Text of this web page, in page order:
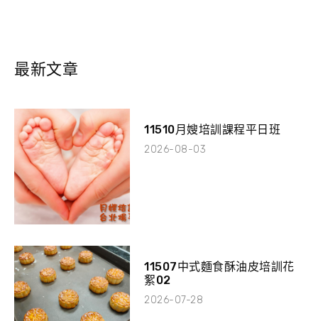
最新文章
11510月嫂培訓課程平日班
2026-08-03
11507中式麵食酥油皮培訓花
絮02
2026-07-28